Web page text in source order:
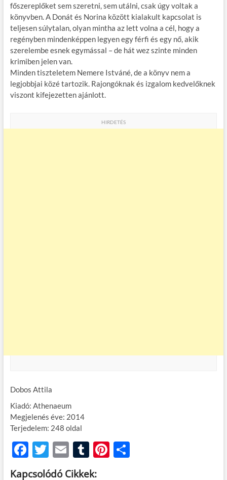
főszereplőket sem szeretni, sem utálni, csak úgy voltak a
könyvben. A Donát és Norina között kialakult kapcsolat is
teljesen súlytalan, olyan mintha az lett volna a cél, hogy a
regényben mindenképpen legyen egy férfi és egy nő, akik
szerelembe esnek egymással – de hát wez szinte minden
krimiben jelen van.
Minden tiszteletem Nemere Istváné, de a könyv nem a
legjobbjai közé tartozik. Rajongóknak és izgalom kedvelőknek
viszont kifejezetten ajánlott.
HIRDETÉS
Dobos Attila
Kiadó: Athenaeum
Megjelenés éve: 2014
Terjedelem: 248 oldal
F
ac
T
w
E
m
T
u
Pi O
Kapcsolódó Cikkek: